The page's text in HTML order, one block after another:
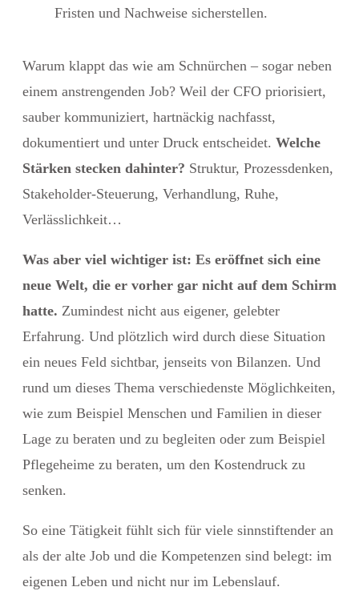
Fristen und Nachweise sicherstellen.
Warum klappt das wie am Schnürchen – sogar neben
einem anstrengenden Job? Weil der CFO priorisiert,
sauber kommuniziert, hartnäckig nachfasst,
dokumentiert und unter Druck entscheidet. Welche
Stärken stecken dahinter? Struktur, Prozessdenken,
Stakeholder-Steuerung, Verhandlung, Ruhe,
Verlässlichkeit…
Was aber viel wichtiger ist: Es eröffnet sich eine
neue Welt, die er vorher gar nicht auf dem Schirm
hatte. Zumindest nicht aus eigener, gelebter
Erfahrung. Und plötzlich wird durch diese Situation
ein neues Feld sichtbar, jenseits von Bilanzen. Und
rund um dieses Thema verschiedenste Möglichkeiten,
wie zum Beispiel Menschen und Familien in dieser
Lage zu beraten und zu begleiten oder zum Beispiel
Pflegeheime zu beraten, um den Kostendruck zu
senken.
So eine Tätigkeit fühlt sich für viele sinnstiftender an
als der alte Job und die Kompetenzen sind belegt: im
eigenen Leben und nicht nur im Lebenslauf.